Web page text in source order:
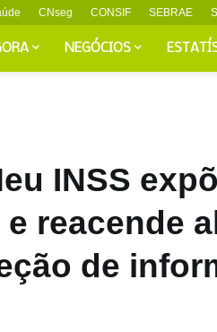
CNseg CONSIF SEBRAE
NEGÓCIOS
INSS
reacende
de